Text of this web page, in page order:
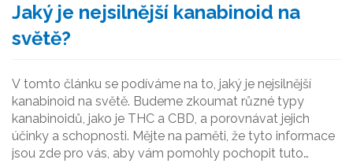
Jaký je nejsilnější kanabinoid na
světě?
V tomto článku se podíváme na to, jaký je nejsilnější
kanabinoid na světě. Budeme zkoumat různé typy
kanabinoidů, jako je THC a CBD, a porovnávat jejich
účinky a schopnosti. Mějte na paměti, že tyto informace
jsou zde pro vás, aby vám pomohly pochopit tuto